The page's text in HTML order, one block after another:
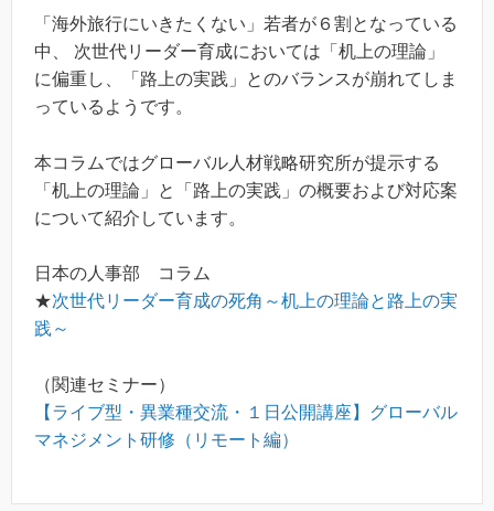
「海外旅行にいきたくない」若者が６割となっている
中、 次世代リーダー育成においては「机上の理論」
に偏重し、「路上の実践」とのバランスが崩れてしま
っているようです。
本コラムではグローバル人材戦略研究所が提示する
「机上の理論」と「路上の実践」の概要および対応案
について紹介しています。
日本の人事部 コラム
★次世代リーダー育成の死角～机上の理論と路上の実
践～
（関連セミナー）
【ライブ型・異業種交流・１日公開講座】グローバル
マネジメント研修（リモート編）